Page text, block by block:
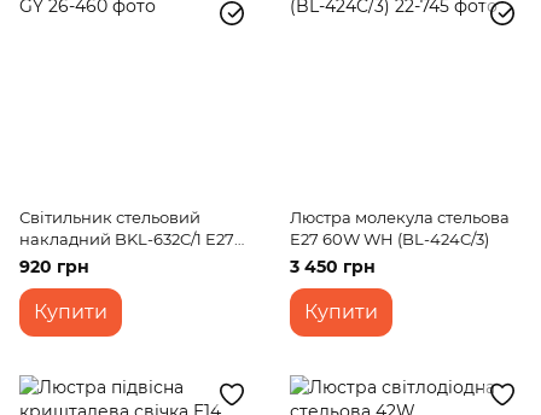
Світильник стельовий
накладний BKL-632C/1 E27
GY
920 грн
Купити
Люстра молекула стельова
E27 60W WH (BL-424C/3)
3 450 грн
Купити